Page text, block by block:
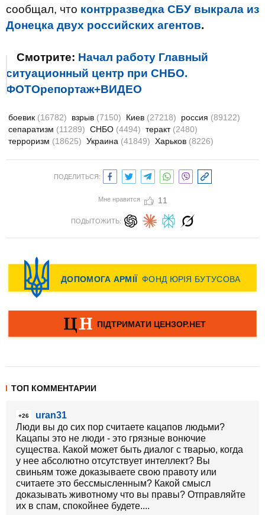
сообщал, что контрразведка СБУ выкрала из
Донецка двух российских агентов.
Смотрите: Начал работу Главный
ситуационный центр при СНБО.
ФОТОрепортаж+ВИДЕО
боевик (16782) взрыв (7150) Киев (27218) россия (89122)
сепаратизм (11289) СНБО (4494) теракт (2480)
терроризм (18625) Украина (41849) Харьков (8226)
ПОДЕЛИТЬСЯ:
Мне нравится 11
ПОДЫТОЖИТЬ:
ТОП КОММЕНТАРИИ
+26
uran31
Люди вы до сих пор считаете кацапов людьми?
Кацапы это не люди - это грязные вонючие
существа. Какой может быть диалог с тварью, когда
у нее абсолютно отсутствует интеллект? Вы
свиньям тоже доказываете свою правоту или
считаете это бессмысленным? Какой смысл
доказывать животному что вы правы? Отправляйте
их в спам, спокойнее будете....